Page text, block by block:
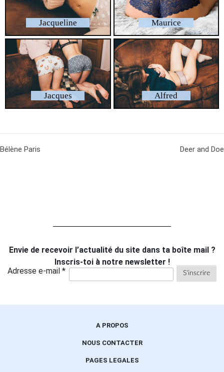
Jacqueline Maurice
Jacques Alfred
Bélène Paris Deer and Doe
Envie de recevoir l’actualité du site dans ta boîte mail ?
Inscris-toi à notre newsletter !
Adresse e-mail *
A PROPOS
NOUS CONTACTER
PAGES LEGALES